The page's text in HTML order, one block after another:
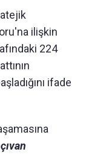
ilişkin
224
ifade